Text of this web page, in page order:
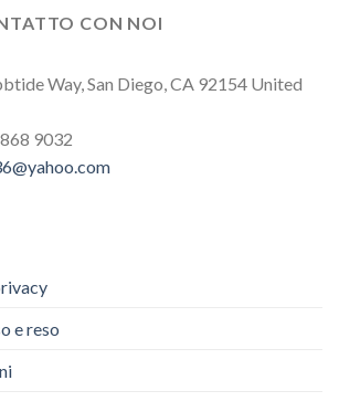
CON NOI
Way, San Diego, CA 92154 United
9032
e reso